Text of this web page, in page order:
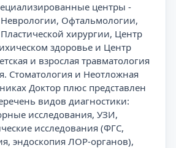
центры -
Офтальмологии,
хирургии, Центр
здоровье и Центр
и взрослая травматология
Стоматология и Неотложная
Доктор плюс представлен
видов диагностики:
исследования, УЗИ,
исследования (ФГС,
эндоскопия ЛОР-органов),